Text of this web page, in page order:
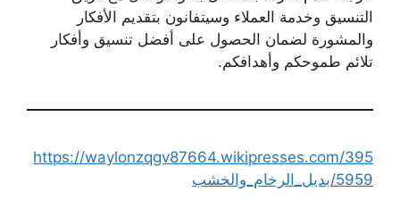
التنسيق وخدمة العملاء وسيتفانون بتقديم الأفكار
والمشورة لضمان الحصول على أفضل تنسيق وأفكار
تلائم طموحكم وأهدافكم.
https://waylonzqgv87664.wikipresses.com/395
5959/بديل_الرخام_والخشب